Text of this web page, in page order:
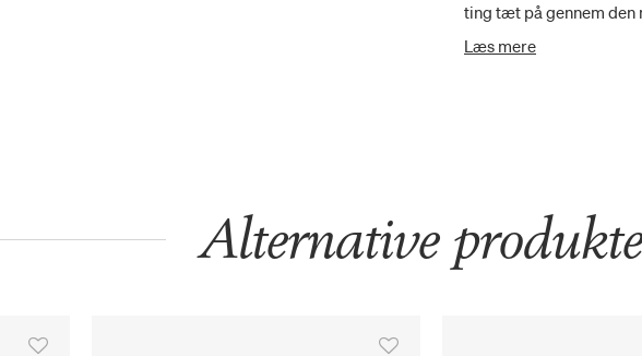
ting tæt på gennem den
den øverste del af
Læs mere
Alternative